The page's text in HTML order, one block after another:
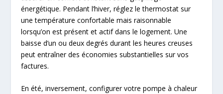
énergétique. Pendant l’hiver, réglez le thermostat sur
une température confortable mais raisonnable
lorsqu’on est présent et actif dans le logement. Une
baisse d’un ou deux degrés durant les heures creuses
peut entraîner des économies substantielles sur vos
factures.
En été, inversement, configurer votre pompe à chaleur